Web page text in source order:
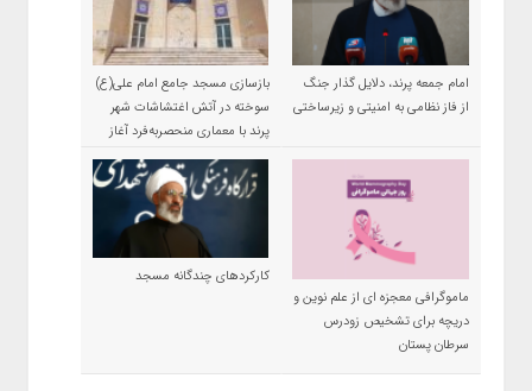
امام جمعه پرند، دلایل گذار جنگ
از فاز نظامی به امنیتی و زیرساختی
بازسازی مسجد جامع امام علی(ع)
سوخته در آتش اغتشاشات شهر
پرند با معماری منحصربه‌فرد آغاز
شد
ماموگرافی معجزه ای از علم نوین و
دریچه برای تشخیص زودرس
سرطان پستان
کارکردهای چندگانه مسجد